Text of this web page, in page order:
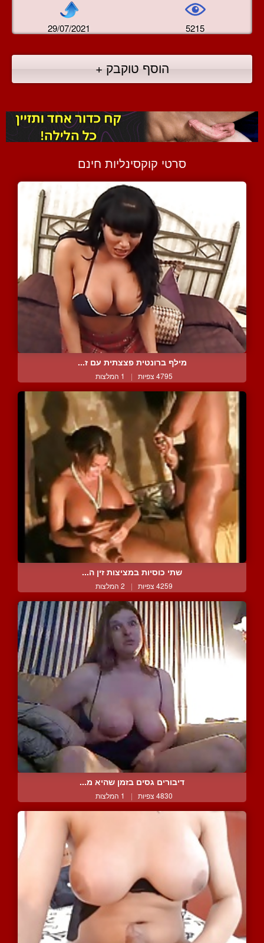
29/07/2021 5215
הוסף טוקבק +
סרטי קוקסינליות חינם
מילף ברונטית פצצתית עם ז...
4795 צפיות | 1 המלצות
שתי כוסיות במציצות זין ה...
4259 צפיות | 2 המלצות
דיבורים גסים בזמן שהיא מ...
4830 צפיות | 1 המלצות